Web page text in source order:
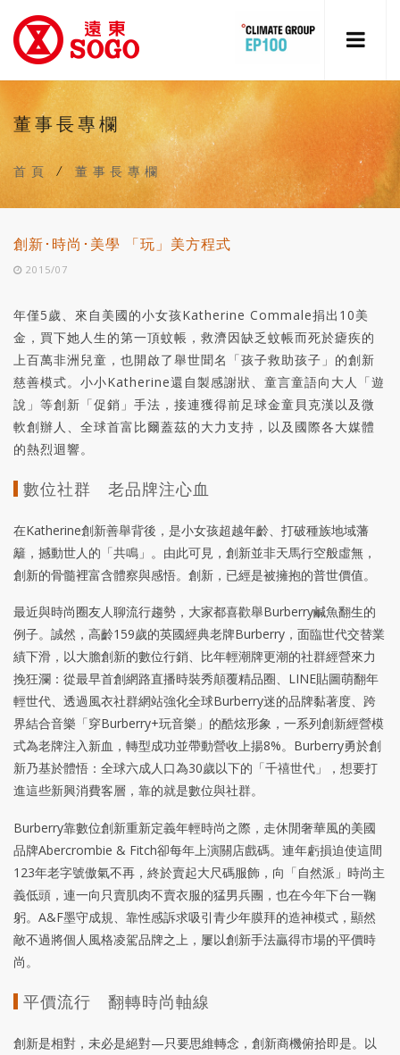
董事長專欄
首頁 /董事長專欄
創新･時尚･美學 「玩」美方程式
2015/07
年僅5歲、來自美國的小女孩Katherine Commale捐出10美
金，買下她人生的第一頂蚊帳，救濟因缺乏蚊帳而死於瘧疾的
上百萬非洲兒童，也開啟了舉世聞名「孩子救助孩子」的創新
慈善模式。小小Katherine還自製感謝狀、童言童語向大人「遊
說」等創新「促銷」手法，接連獲得前足球金童貝克漢以及微
軟創辦人、全球首富比爾蓋茲的大力支持，以及國際各大媒體
的熱烈迴響。
數位社群 老品牌注心血
在Katherine創新善舉背後，是小女孩超越年齡、打破種族地域藩
籬，撼動世人的「共鳴」。由此可見，創新並非天馬行空般虛無，
創新的骨髓裡富含體察與感悟。創新，已經是被擁抱的普世價值。
最近與時尚圈友人聊流行趨勢，大家都喜歡舉Burberry鹹魚翻生的
例子。誠然，高齡159歲的英國經典老牌Burberry，面臨世代交替業
績下滑，以大膽創新的數位行銷、比年輕潮牌更潮的社群經營來力
挽狂瀾：從最早首創網路直播時裝秀顛覆精品圈、LINE貼圖萌翻年
輕世代、透過風衣社群網站強化全球Burberry迷的品牌黏著度、跨
界結合音樂「穿Burberry+玩音樂」的酷炫形象，一系列創新經營模
式為老牌注入新血，轉型成功並帶動營收上揚8%。Burberry勇於創
新乃基於體悟：全球六成人口為30歲以下的「千禧世代」，想要打
進這些新興消費客層，靠的就是數位與社群。
Burberry靠數位創新重新定義年輕時尚之際，走休閒奢華風的美國
品牌Abercrombie & Fitch卻每年上演關店戲碼。連年虧損迫使這間
123年老字號傲氣不再，終於賣起大尺碼服飾，向「自然派」時尚主
義低頭，連一向只賣肌肉不賣衣服的猛男兵團，也在今年下台一鞠
躬。A&F墨守成規、靠性感訴求吸引青少年膜拜的造神模式，顯然
敵不過將個人風格凌駕品牌之上，屢以創新手法贏得市場的平價時
尚。
平價流行 翻轉時尚軸線
創新是相對，未必是絕對—只要思維轉念，創新商機俯拾即是。以